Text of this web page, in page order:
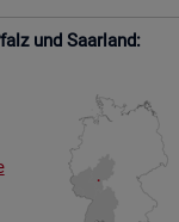
und Saar­land: